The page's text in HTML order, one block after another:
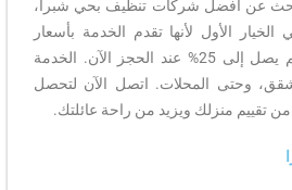
عن أفضل شركات تنظيف بحي شبرا،
الأول لأنها تقدم الخدمة بأسعار
مناسبة، مع عروض وخصم يصل إلى 25% عند الحجز الآن. الخدمة
وحتى المحلات. اتصل الآن لتحصل
تقييم منزلك ويزيد من راحة عائلتك.